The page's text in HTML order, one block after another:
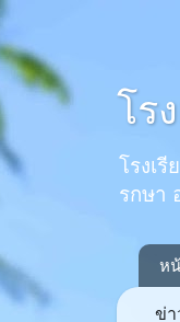
โร
โรงเ
รกษา
ห
ข่